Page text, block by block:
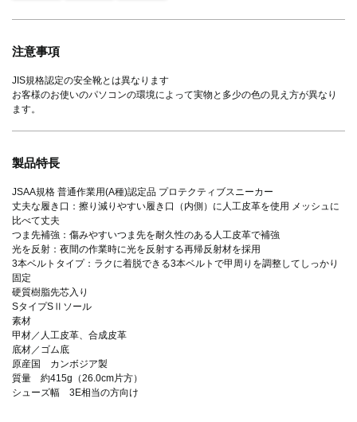
注意事項
JIS規格認定の安全靴とは異なります
お客様のお使いのパソコンの環境によって実物と多少の色の見え方が異なり
ます。
製品特長
JSAA規格 普通作業用(A種)認定品 プロテクティブスニーカー
丈夫な履き口：擦り減りやすい履き口（内側）に人工皮革を使用 メッシュに
比べて丈夫
つま先補強：傷みやすいつま先を耐久性のある人工皮革で補強
光を反射：夜間の作業時に光を反射する再帰反射材を採用
3本ベルトタイプ：ラクに着脱できる3本ベルトで甲周りを調整してしっかり
固定
硬質樹脂先芯入り
SタイプSⅡソール
素材
甲材／人工皮革、合成皮革
底材／ゴム底
原産国 カンボジア製
質量 約415g（26.0cm片方）
シューズ幅 3E相当の方向け